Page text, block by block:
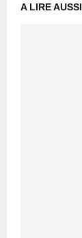
A LIRE AUSSI